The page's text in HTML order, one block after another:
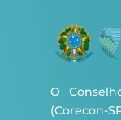
O
(Corecon-